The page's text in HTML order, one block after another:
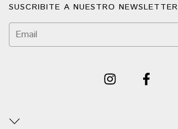
SUSCRIBITE A NUESTRO NEWSLETTER